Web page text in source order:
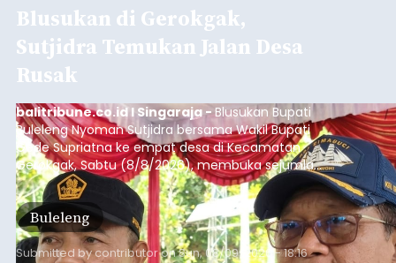
Blusukan di Gerokgak,
Sutjidra Temukan Jalan Desa
Rusak
balitribune.co.id I Singaraja - Blusukan Bupati
Buleleng Nyoman Sutjidra bersama Wakil Bupati
Gede Supriatna ke empat desa di Kecamatan
Gerokgak, Sabtu (8/8/2026), membuka sejumlah
persoalan yang masih dihadapi masyarakat. Dari
jalan desa yang rusak hingga potensi pertanian
yang belum optimal, semuanya menjadi
perhatian pemerintah daerah.
Buleleng
Submitted bycontributoronSun, 08/09/2026 - 18:16